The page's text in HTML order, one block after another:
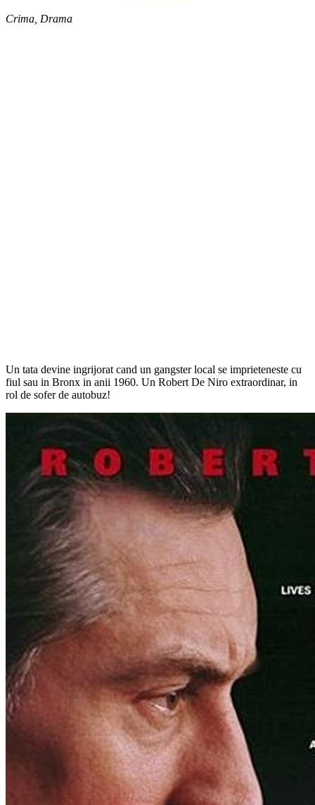
Crima, Drama
Un tata devine ingrijorat cand un gangster local se imprieteneste cu
fiul sau in Bronx in anii 1960. Un Robert De Niro extraordinar, in
rol de sofer de autobuz!